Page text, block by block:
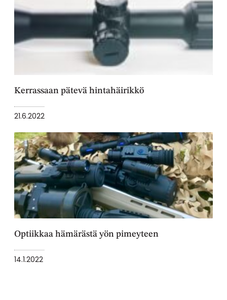
Kerrassaan pätevä hintahäirikkö
21.6.2022
Optiikkaa hämärästä yön pimeyteen
14.1.2022